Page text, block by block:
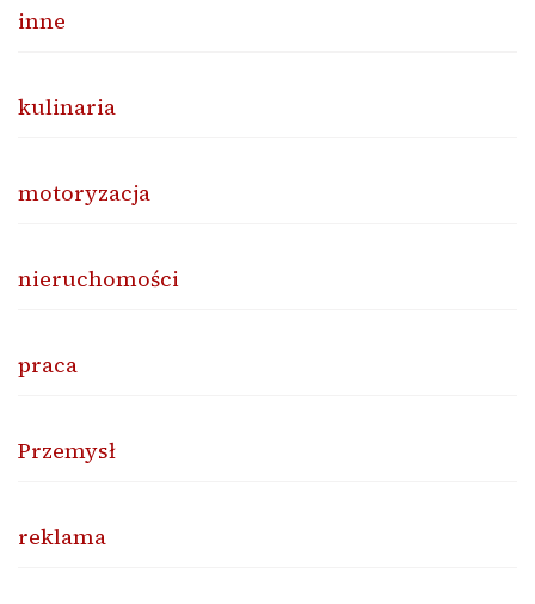
inne
kulinaria
motoryzacja
nieruchomości
praca
Przemysł
reklama